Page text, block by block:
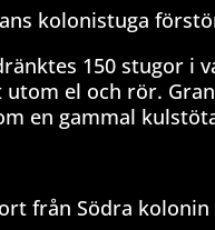
kolonistuga
150 stugor i
el och rör.
en gammal
från Södra